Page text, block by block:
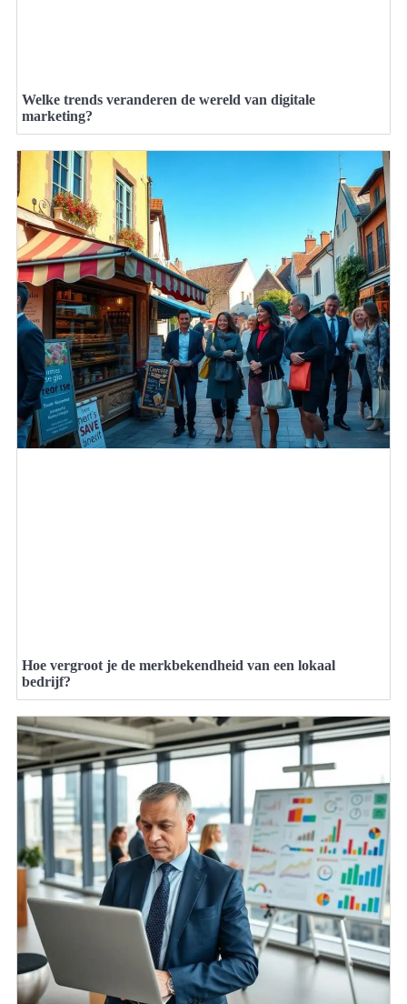
Welke trends veranderen de wereld van digitale
marketing?
Hoe vergroot je de merkbekendheid van een lokaal
bedrijf?